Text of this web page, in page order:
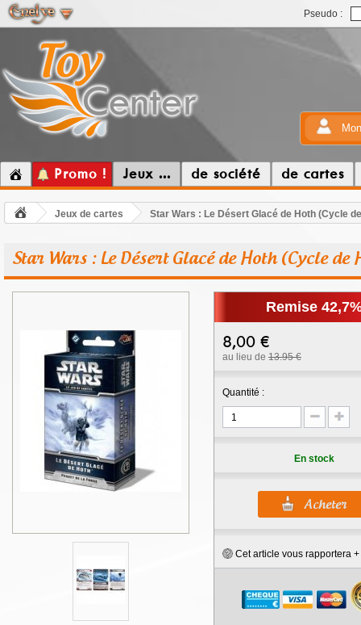
Pseudo :
Promo ! Jeux ... de société de cartes
Jeux de cartes Star Wars : Le Désert Glacé de Hoth (Cycle
Star Wars : Le Désert Glacé de Hoth (Cycle de
Remise
8,00 €
au lieu de 13.95 €
Quantité :
En stock
Cet article vous rapportera +